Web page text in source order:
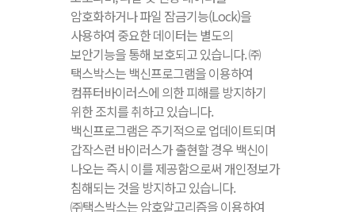
암호화하거나 파일 잠금기능(Lock)을
사용하여 중요한 데이터는 별도의
보안기능을 통해 보호되고 있습니다. ㈜
택스박스는 백신프로그램을 이용하여
컴퓨터바이러스에 의한 피해를 방지하기
위한 조치를 취하고 있습니다.
백신프로그램은 주기적으로 업데이트되며
갑작스런 바이러스가 출현할 경우 백신이
나오는 즉시 이를 제공함으로써 개인정보가
침해되는 것을 방지하고 있습니다.
㈜택스박스는 암호알고리즘을 이용하여